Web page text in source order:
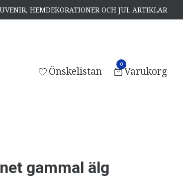
HEMDEKORATIONER OCH JUL ARTIKLAR
Önskelistan
0
Varukorg
gammal älg